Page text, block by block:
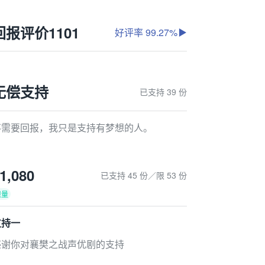
报评价1101 好评率 99.27%
偿支持 已支持 39 份
要回报，我只是支持有梦想的人。
已支持 45 份／限 53 份
一
你对襄樊之战声优剧的支持